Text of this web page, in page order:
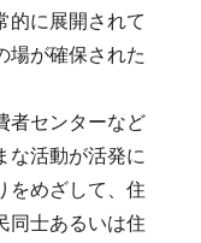
的に展開されて
場が確保された
者センターなど
な活動が活発に
をめざして、住
同士あるいは住